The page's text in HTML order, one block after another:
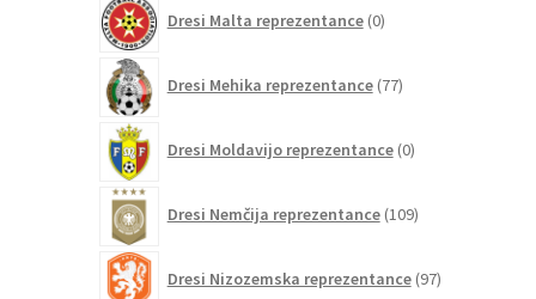
Dresi Malta reprezentance 0izdelkov
Dresi Mehika reprezentance 77izdelkov
Dresi Moldavijo reprezentance 0izdelkov
Dresi Nemčija reprezentance 109izdelkov
Dresi Nizozemska reprezentance 97izdelkov